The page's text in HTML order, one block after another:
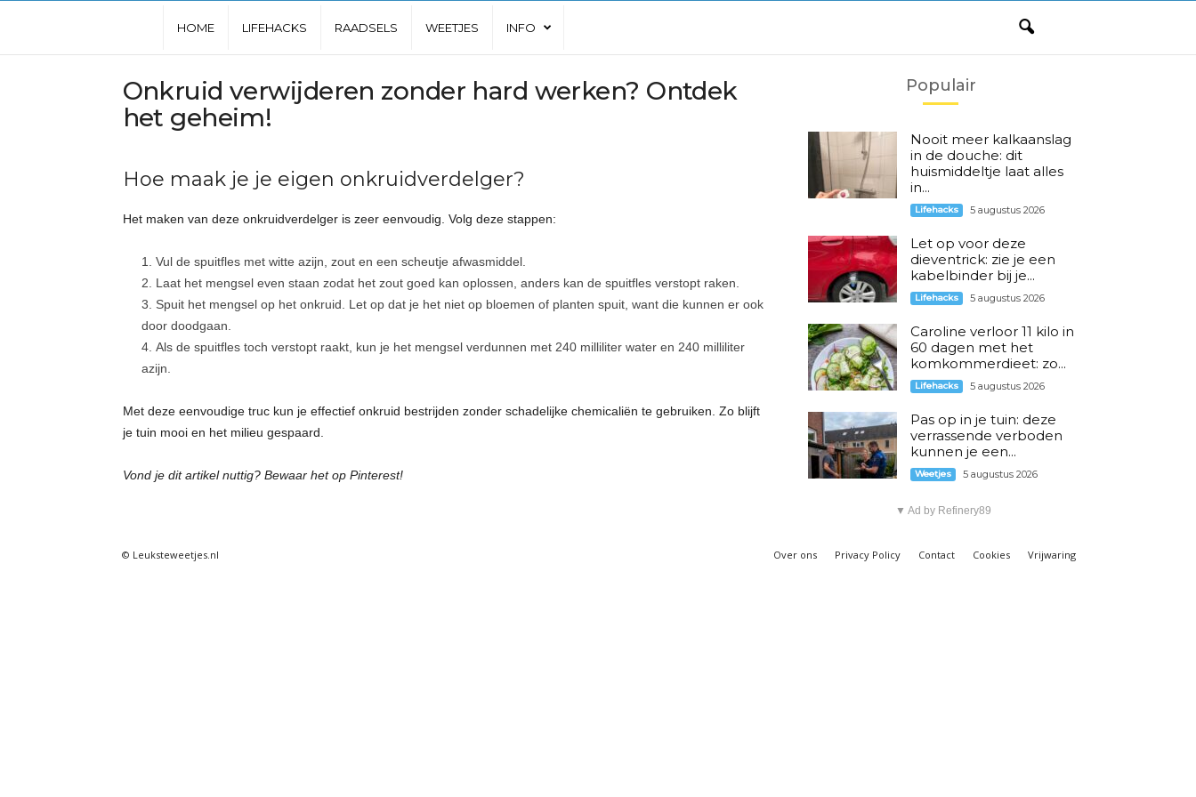
u
e
w
e
HOME LIFEHACKS RAADSELS WEETJES INFO
Onkruid verwijderen zonder hard werken? Ontdek
het geheim!
Hoe maak je je eigen onkruidverdelger?
Het maken van deze onkruidverdelger is zeer eenvoudig. Volg deze stappen:
Vul de spuitfles met witte azijn, zout en een scheutje afwasmiddel.
Laat het mengsel even staan zodat het zout goed kan oplossen, anders kan de spuitfles verstopt raken.
Spuit het mengsel op het onkruid. Let op dat je het niet op bloemen of planten spuit, want die kunnen er ook
door doodgaan.
Als de spuitfles toch verstopt raakt, kun je het mengsel verdunnen met 240 milliliter water en 240 milliliter
azijn.
Met deze eenvoudige truc kun je effectief onkruid bestrijden zonder schadelijke chemicaliën te gebruiken. Zo blijft
je tuin mooi en het milieu gespaard.
Vond je dit artikel nuttig? Bewaar het op Pinterest!
Populair
Nooit meer kalkaanslag
in de douche: dit
huismiddeltje laat alles
in...
Lifehacks 5 augustus 2026
Let op voor deze
dieventrick: zie je een
kabelbinder bij je...
Lifehacks 5 augustus 2026
Caroline verloor 11 kilo in
60 dagen met het
komkommerdieet: zo...
Lifehacks 5 augustus 2026
Pas op in je tuin: deze
verrassende verboden
kunnen je een...
Weetjes 5 augustus 2026
▼ Ad by Refinery89
Over ons Privacy Policy Contact Cookies Vrijwaring
© Leuksteweetjes.nl